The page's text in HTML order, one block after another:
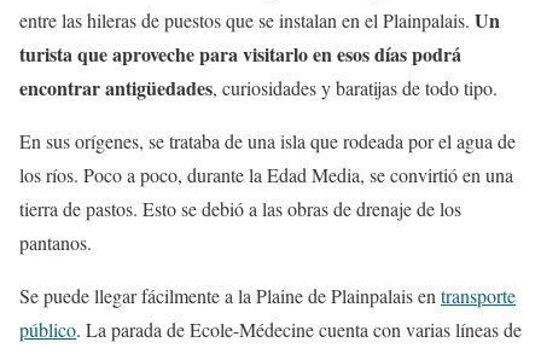
entre las hileras de puestos que se instalan en el Plainpalais. Un
turista que aproveche para visitarlo en esos días podrá
encontrar antigüedades, curiosidades y baratijas de todo tipo.
En sus orígenes, se trataba de una isla que rodeada por el agua de
los ríos. Poco a poco, durante la Edad Media, se convirtió en una
tierra de pastos. Esto se debió a las obras de drenaje de los
pantanos.
Se puede llegar fácilmente a la Plaine de Plainpalais en transporte
público. La parada de Ecole-Médecine cuenta con varias líneas de